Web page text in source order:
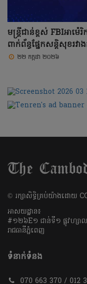
មន្ត្រីជាន់ខ្ពស់ FBIអាម៉េ
ពាក់ព័ន្ធផ្នែកសន្តិសុខរវា
២២ កក្កដា ២០២៦
​© រក្សា​សិទ្ធិ​គ្រប់​យ៉ាង​ដោយ​
អាសយដ្ឋាន៖
#១២៦E១ ជាន់ទី១ ផ្លូវហ្សា
រាជធានីភ្នំពេញ
ទំនាក់ទំនង
070 663 370 / 012